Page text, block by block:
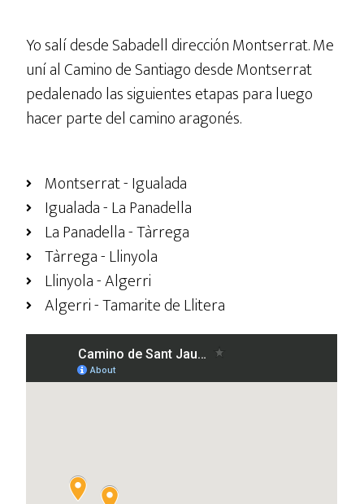
Yo salí desde Sabadell dirección Montserrat. Me
uní al Camino de Santiago desde Montserrat
pedalenado las siguientes etapas para luego
hacer parte del camino aragonés.
Montserrat - Igualada
Igualada - La Panadella
La Panadella - Tàrrega
Tàrrega - Llinyola
Llinyola - Algerri
Algerri - Tamarite de Llitera